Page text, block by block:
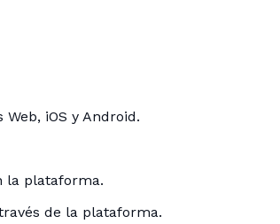
iOS y Android.
la plataforma.
de la plataforma.